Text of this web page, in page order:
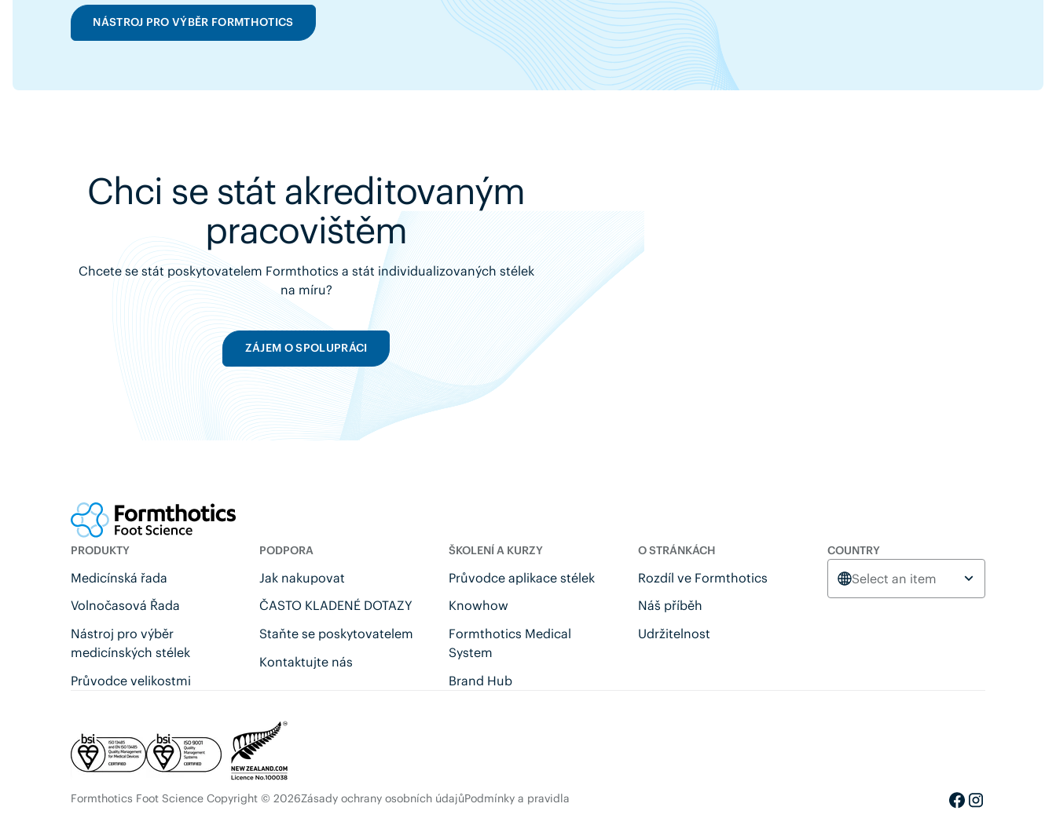
NÁSTROJ PRO VÝBĚR FORMTHOTICS
Chci se stát akreditovaným
pracovištěm
Chcete se stát poskytovatelem Formthotics a stát individualizovaných stélek
na míru?
ZÁJEM O SPOLUPRÁCI
PRODUKTY
Medicínská řada
Volnočasová Řada
Nástroj pro výběr
medicínských stélek
Průvodce velikostmi
PODPORA
Jak nakupovat
ČASTO KLADENÉ DOTAZY
Staňte se poskytovatelem
Kontaktujte nás
ŠKOLENÍ A KURZY
Průvodce aplikace stélek
Knowhow
Formthotics Medical
System
Brand Hub
O STRÁNKÁCH
Rozdíl ve Formthotics
Náš příběh
Udržitelnost
COUNTRY
Select an item
Formthotics Foot Science Copyright © 2026Zásady ochrany osobních údajůPodmínky a pravidla